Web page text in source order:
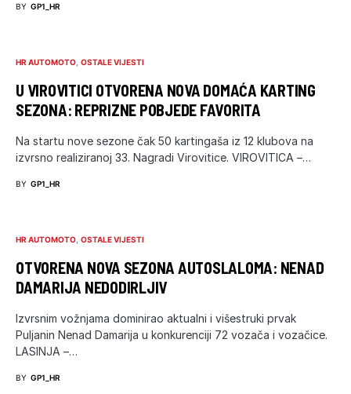
BY GP1_HR
HR AUTOMOTO OSTALE VIJESTI
U VIROVITICI OTVORENA NOVA DOMAĆA KARTING
SEZONA: REPRIZNE POBJEDE FAVORITA
Na startu nove sezone čak 50 kartingaša iz 12 klubova na
izvrsno realiziranoj 33. Nagradi Virovitice. VIROVITICA –…
BY GP1_HR
HR AUTOMOTO OSTALE VIJESTI
OTVORENA NOVA SEZONA AUTOSLALOMA: NENAD
DAMARIJA NEDODIRLJIV
Izvrsnim vožnjama dominirao aktualni i višestruki prvak
Puljanin Nenad Damarija u konkurenciji 72 vozača i vozačice.
LASINJA –…
BY GP1_HR